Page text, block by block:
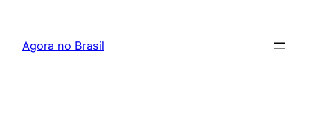
Agora no Brasil